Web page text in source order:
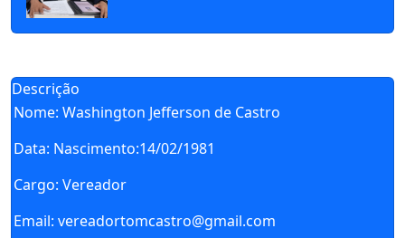
Descrição
Nome: Washington Jefferson de Castro
Data: Nascimento:14/02/1981
Cargo: Vereador
Email: vereadortomcastro@gmail.com